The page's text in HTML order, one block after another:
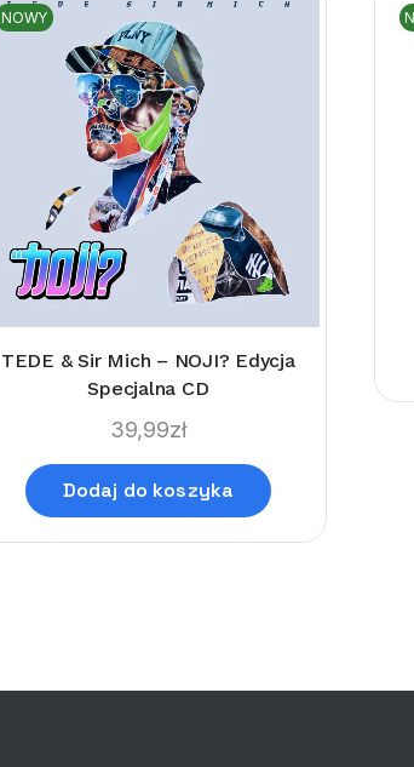
NOWY
TEDE & Sir Mich – NOJI? Edycja
Specjalna CD
39,99zł
Dodaj do koszyka